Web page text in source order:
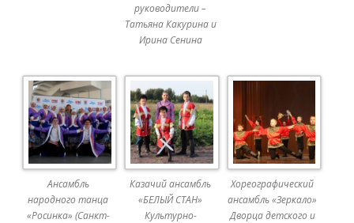
руководители –
Татьяна Какурина и
Ирина Сенина
Ансамбль
народного танца
«Росинка» (Санкт-
Казачий ансамбль
«БЕЛЫЙ СТАН»
Культурно-
Хореографический
ансамбль «Зеркало»
Дворца детского и